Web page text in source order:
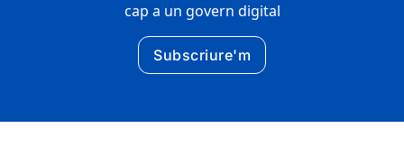
cap a un govern digital
Subscriure'm